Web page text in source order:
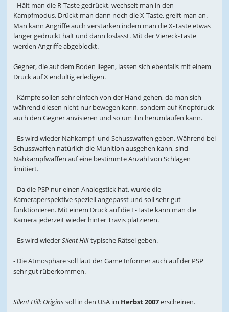
- Hält man die R-Taste gedrückt, wechselt man in den
Kampfmodus. Drückt man dann noch die X-Taste, greift man an.
Man kann Angriffe auch verstärken indem man die X-Taste etwas
länger gedrückt hält und dann loslässt. Mit der Viereck-Taste
werden Angriffe abgeblockt.
Gegner, die auf dem Boden liegen, lassen sich ebenfalls mit einem
Druck auf X endültig erledigen.
- Kämpfe sollen sehr einfach von der Hand gehen, da man sich
während diesen nicht nur bewegen kann, sondern auf Knopfdruck
auch den Gegner anvisieren und so um ihn herumlaufen kann.
- Es wird wieder Nahkampf- und Schusswaffen geben. Während bei
Schusswaffen natürlich die Munition ausgehen kann, sind
Nahkampfwaffen auf eine bestimmte Anzahl von Schlägen
limitiert.
- Da die PSP nur einen Analogstick hat, wurde die
Kameraperspektive speziell angepasst und soll sehr gut
funktionieren. Mit einem Druck auf die L-Taste kann man die
Kamera jederzeit wieder hinter Travis platzieren.
- Es wird wiederSilent Hill-typische Rätsel geben.
- Die Atmosphäre soll laut der Game Informer auch auf der PSP
sehr gut rüberkommen.
Silent Hill: Originssoll in den USA im Herbst 2007erscheinen.